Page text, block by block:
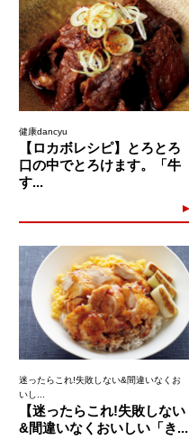
健康dancyu
【ロカボレシピ】とろとろ
口の中でとろけます。「牛
す...
迷ったらこれ!失敗しない&間違いなくお
いし...
【迷ったらこれ!失敗しない
&間違いなくおいしい「き...